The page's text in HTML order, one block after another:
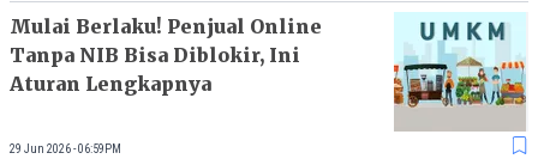
Mulai Berlaku! Penjual Online
Tanpa NIB Bisa Diblokir, Ini
Aturan Lengkapnya
29 Jun 2026 - 06:59PM